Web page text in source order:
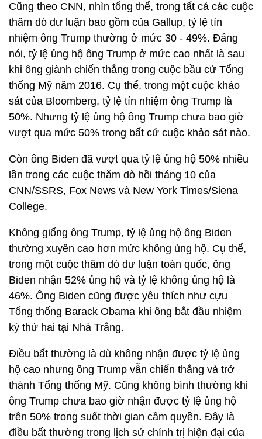
Cũng theo CNN, nhìn tổng thể, trong tất cả các cuộc
thăm dò dư luận bao gồm của Gallup, tỷ lệ tín
nhiệm ông Trump thường ở mức 30 - 49%. Đáng
nói, tỷ lệ ủng hộ ông Trump ở mức cao nhất là sau
khi ông giành chiến thắng trong cuộc bầu cử Tổng
thống Mỹ năm 2016. Cụ thể, trong một cuộc khảo
sát của Bloomberg, tỷ lệ tín nhiệm ông Trump là
50%. Nhưng tỷ lệ ủng hộ ông Trump chưa bao giờ
vượt qua mức 50% trong bất cứ cuộc khảo sát nào.
Còn ông Biden đã vượt qua tỷ lệ ủng hộ 50% nhiều
lần trong các cuộc thăm dò hồi tháng 10 của
CNN/SSRS, Fox News và New York Times/Siena
College.
Không giống ông Trump, tỷ lệ ủng hộ ông Biden
thường xuyên cao hơn mức không ủng hộ. Cụ thể,
trong một cuộc thăm dò dư luận toàn quốc, ông
Biden nhận 52% ủng hộ và tỷ lệ không ủng hộ là
46%. Ông Biden cũng được yêu thích như cựu
Tổng thống Barack Obama khi ông bắt đầu nhiệm
kỳ thứ hai tại Nhà Trắng.
Điều bất thường là dù không nhận được tỷ lệ ủng
hộ cao nhưng ông Trump vẫn chiến thắng và trở
thành Tổng thống Mỹ. Cũng không bình thường khi
ông Trump chưa bao giờ nhận được tỷ lệ ủng hộ
trên 50% trong suốt thời gian cầm quyền. Đây là
điều bất thường trong lịch sử chính trị hiện đại của